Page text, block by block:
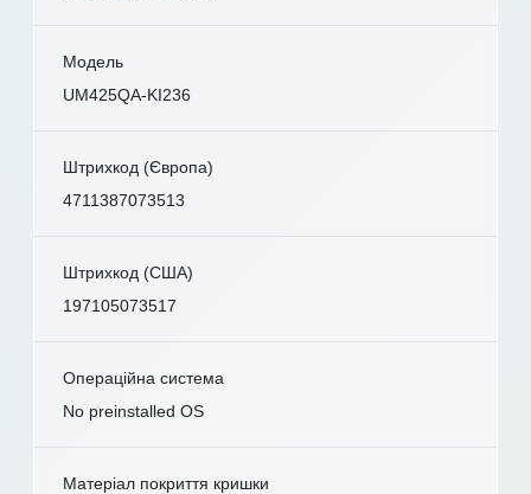
Модель
UM425QA-KI236
Штрихкод (Європа)
4711387073513
Штрихкод (США)
197105073517
Операційна система
No preinstalled OS
Матеріал покриття кришки